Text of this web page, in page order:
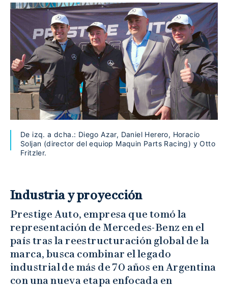
De izq. a dcha.: Diego Azar, Daniel Herero, Horacio
Soljan (director del equiop Maquin Parts Racing) y Otto
Fritzler.
Industria y proyección
Prestige Auto, empresa que tomó la
representación de Mercedes-Benz en el
país tras la reestructuración global de la
marca, busca combinar el legado
industrial de más de 70 años en Argentina
con una nueva etapa enfocada en